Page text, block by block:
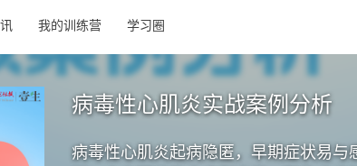
我的训练营 学习圈
病毒性心肌炎实战案例分析
病毒性心肌炎起病隐匿，早期症状易